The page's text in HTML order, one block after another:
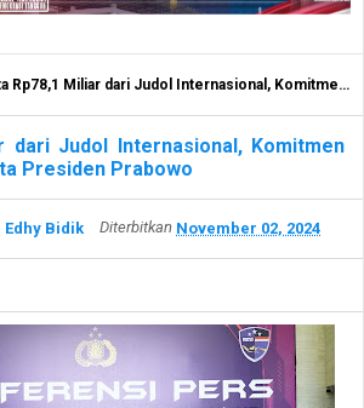
Miliar dari Judol Internasional, Komitmen Polri atas Asta Cita Presiden Prabowo
dari Judol Internasional, Komitmen
Presiden Prabowo
Edhy Bidik Diterbitkan November 02, 2024